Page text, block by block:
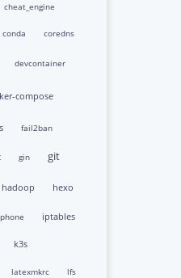
cheat_engine
conda coredns
devcontainer
compose
fail2ban
gin git
hadoop hexo
iptables
k3s
latexmkrc lfs